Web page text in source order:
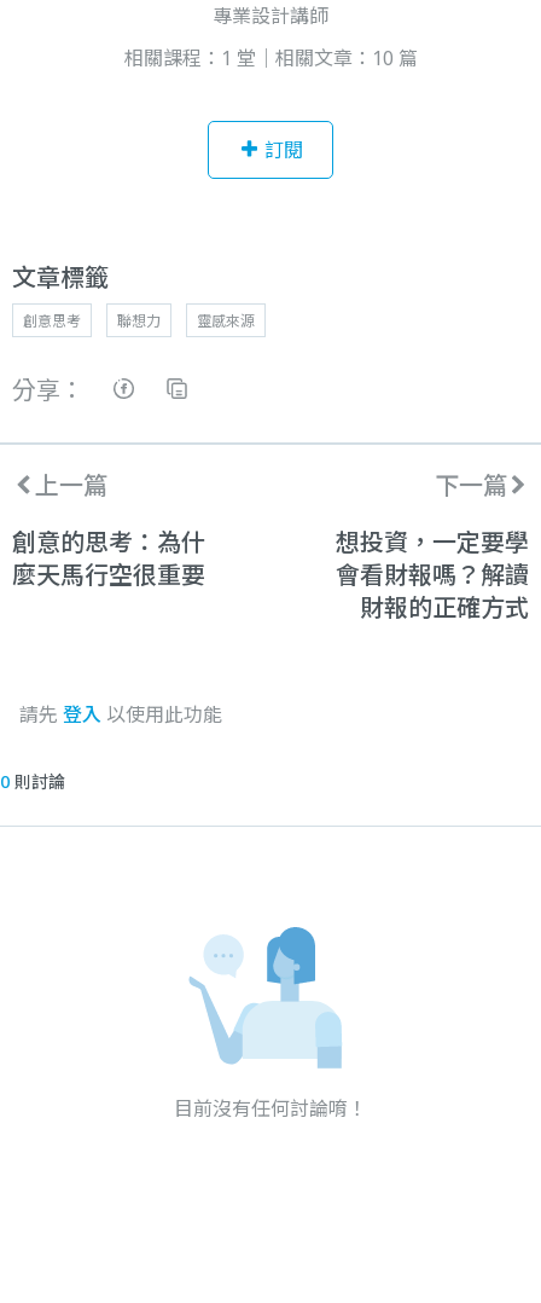
專業設計講師
相關課程：1 堂｜相關文章：10 篇
訂閱
文章標籤
創意思考 聯想力 靈感來源
分享：
上一篇
創意的思考：為什
麼天馬行空很重要
下一篇
想投資，一定要學
會看財報嗎？解讀
財報的正確方式
請先 登入 以使用此功能
0 則討論
目前沒有任何討論唷！